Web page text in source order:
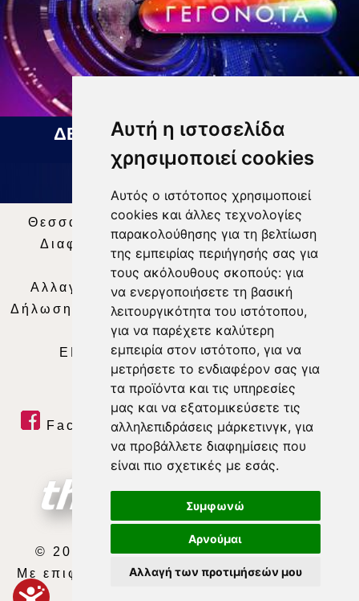
Αυτή η ιστοσελίδα
χρησιμοποιεί cookies
Αυτός ο ιστότοπος χρησιμοποιεί
cookies και άλλες τεχνολογίες
παρακολούθησης για τη βελτίωση
της εμπειρίας περιήγησής σας για
τους ακόλουθους σκοπούς: για
να ενεργοποιήσετε τη βασική
λειτουργικότητα του ιστότοπου,
για να παρέχετε καλύτερη
εμπειρία στον ιστότοπο, για να
μετρήσετε το ενδιαφέρον σας για
τα προϊόντα και τις υπηρεσίες
μας και να εξατομικεύσετε τις
αλληλεπιδράσεις μάρκετινγκ, για
να προβάλλετε διαφημίσεις που
είναι πιο σχετικές με εσάς.
Συμφωνώ
Αρνούμαι
Αλλαγή των προτιμήσεών μου
ΔΕΛΤΙΟ ΕΙΔΗΣΕΩΝ 06 08 2026
Θεσσαλία Τηλεόραση|SNG Services
Διαφήμιση | Όροι Χρήσης |Δήλωση
Απορρήτου |
Περιεχόμενο
Αλλαγή Προτιμήσεων για τα Cookies
Δήλωση συμμόρφωσης με τη σύσταση (ΕΕ)
2018/334|Ταυτότητα
ΕΝΗΜΕΡΩΣΗ |WEB TV| LIVE
Facebook| Twitter | Youtube
RSS Feed
© 2026 ΘΕΣΣΑΛΙΑ ΤΗΛΕΟΡΑΣΗ Α.Ε.
Με επιφύλαξη κάθε νόμιμου δικαιώματος.